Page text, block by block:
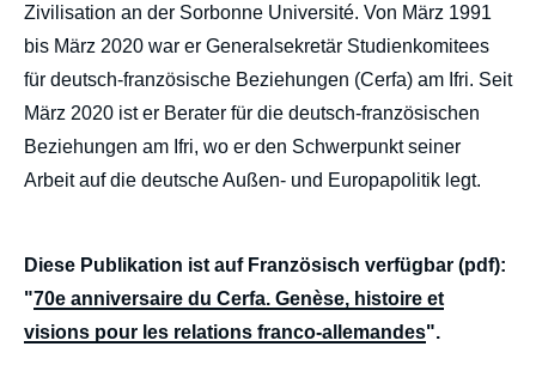
Zivilisation an der Sorbonne Université. Von März 1991
bis März 2020 war er Generalsekretär Studienkomitees
für deutsch-französische Beziehungen (Cerfa) am Ifri. Seit
März 2020 ist er Berater für die deutsch-französischen
Beziehungen am Ifri, wo er den Schwerpunkt seiner
Arbeit auf die deutsche Außen- und Europapolitik legt.
Diese Publikation ist auf Französisch verfügbar (pdf):
"70e anniversaire du Cerfa. Genèse, histoire et
visions pour les relations franco-allemandes".